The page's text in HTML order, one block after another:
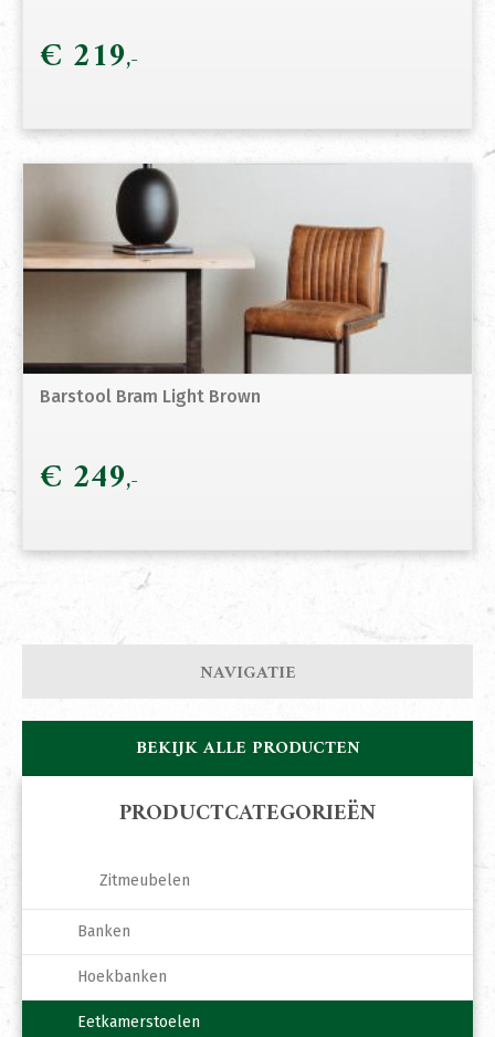
€ 219
Barstool Bram Light Brown
€ 249
NAVIGATIE
BEKIJK ALLE PRODUCTEN
PRODUCTCATEGORIEËN
Zitmeubelen
Banken
Hoekbanken
Eetkamerstoelen